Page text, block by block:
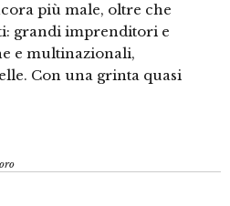
più male, oltre che
grandi imprenditori e
e multinazionali,
Con una grinta quasi